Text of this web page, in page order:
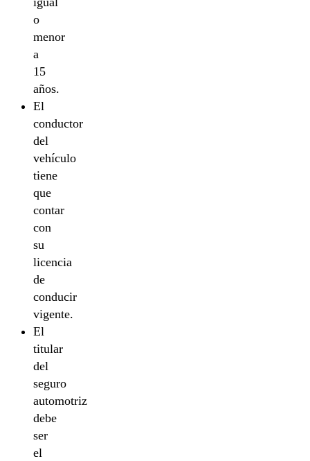
o
menor
a
15
años.
El
conductor
del
vehículo
tiene
que
contar
con
su
licencia
de
conducir
vigente.
El
titular
del
seguro
automotriz
debe
ser
el